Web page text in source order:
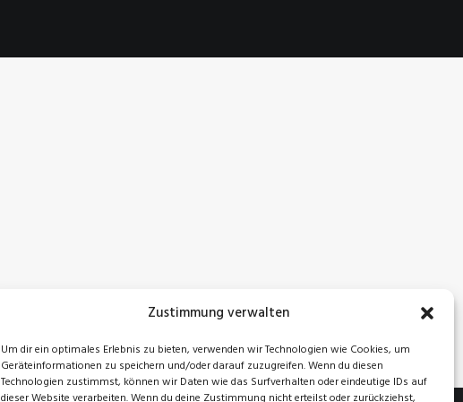
Zustimmung verwalten
Um dir ein optimales Erlebnis zu bieten, verwenden wir Technologien wie Cookies, um
Geräteinformationen zu speichern und/oder darauf zuzugreifen. Wenn du diesen
Technologien zustimmst, können wir Daten wie das Surfverhalten oder eindeutige IDs auf
dieser Website verarbeiten. Wenn du deine Zustimmung nicht erteilst oder zurückziehst,